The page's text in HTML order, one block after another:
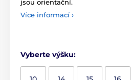
jsou orientační.
Více informací ›
Vyberte výšku: